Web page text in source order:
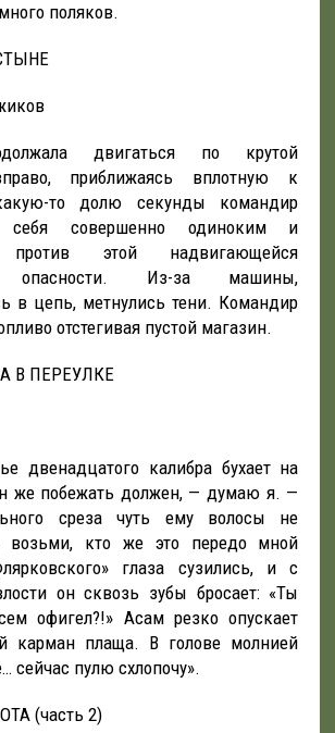
поляков.
двигаться по крутой
приближаясь вплотную к
то долю секунды командир
себя совершенно одиноким и
против этой надвигающейся
опасности. Из-за машины,
в цепь, метнулись тени. Командир
отстегивая пустой магазин.
В ПЕРЕУЛКЕ
двенадцатого калибра бухает на
же побежать должен, — думаю я. —
среза чуть ему волосы не
возьми, кто же это передо мной
глаза сузились, и с
он сквозь зубы бросает: «Ты
офигел?!» Асам резко опускает
карман плаща. В голове молнией
сейчас пулю схлопочу».
(часть 2)